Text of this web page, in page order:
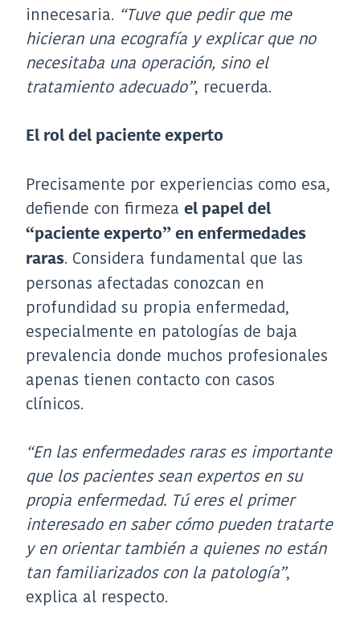
innecesaria. “Tuve que pedir que me
hicieran una ecografía y explicar que no
necesitaba una operación, sino el
tratamiento adecuado”, recuerda.
El rol del paciente experto
Precisamente por experiencias como esa,
defiende con firmeza el papel del
“paciente experto” en enfermedades
raras. Considera fundamental que las
personas afectadas conozcan en
profundidad su propia enfermedad,
especialmente en patologías de baja
prevalencia donde muchos profesionales
apenas tienen contacto con casos
clínicos.
“En las enfermedades raras es importante
que los pacientes sean expertos en su
propia enfermedad. Tú eres el primer
interesado en saber cómo pueden tratarte
y en orientar también a quienes no están
tan familiarizados con la patología”,
explica al respecto.